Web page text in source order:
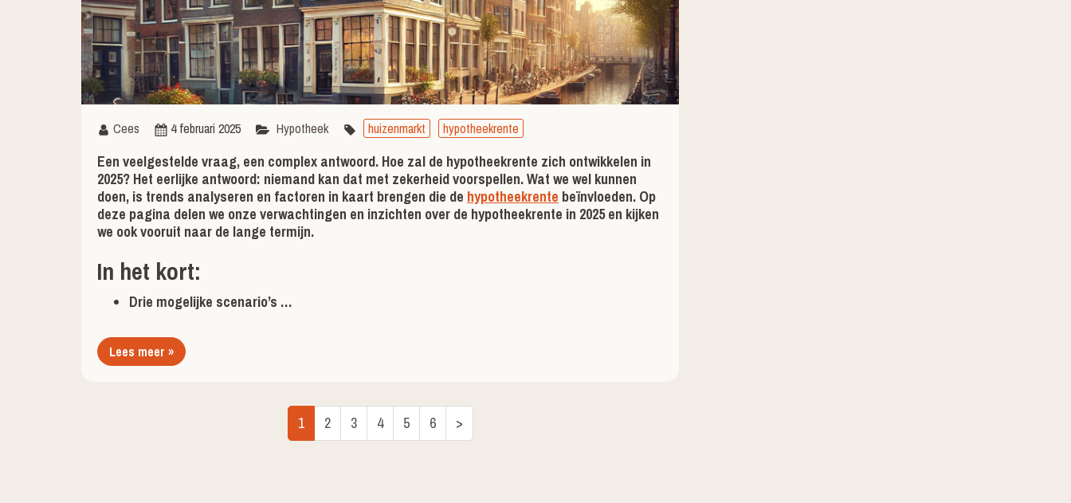
Cees 4 februari 2025 Hypotheek huizenmarkt hypotheekrente
Een veelgestelde vraag, een complex antwoord. Hoe zal de hypotheekrente zich ontwikkelen in
2025? Het eerlijke antwoord: niemand kan dat met zekerheid voorspellen. Wat we wel kunnen
doen, is trends analyseren en factoren in kaart brengen die de hypotheekrente beïnvloeden. Op
deze pagina delen we onze verwachtingen en inzichten over de hypotheekrente in 2025 en kijken
we ook vooruit naar de lange termijn.
In het kort:
Drie mogelijke scenario’s …
Lees meer »
1 2 3 4 5 6 >